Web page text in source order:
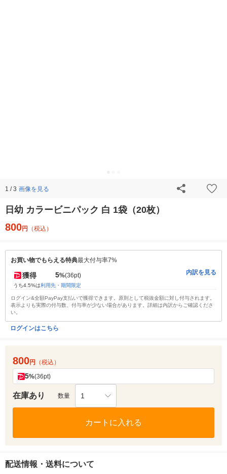
1 / 3 画像を見る
日幼 カラービニパック 白 1袋（20枚）
800円 （税込）
お買い物でもらえる特典最大付与率7%
獲得 5%(36pt)
うち4.5%は利用先・期間限定
内訳を見る
ログイン&全額PayPay支払いで獲得できます。原則として税抜金額に対し付与されます。
表示よりも実際の付与数、付与率が少ない場合があります。詳細は内訳からご確認くださ
い。
ログインはこちら
800円 （税込）
5%(36pt)
在庫あり 数量 1
カートに入れる
配送情報・送料について